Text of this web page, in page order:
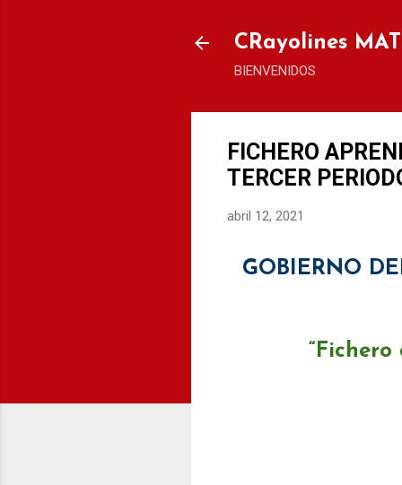
CRayolines
BIENVENIDOS
FICHERO
TERCER
abril 12, 2021
GOBIERNO